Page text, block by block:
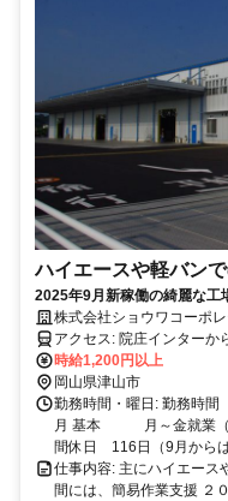
ハイエースや軽バン
2025年9月新稼働の綺麗な工
株式会社ショウワコーポ
時給1,200円以上
岡山県津山市
勤務時間・曜日: 勤務時
月 基本 月～金就業（
間休日 116日（9月から
仕事内容: 主にハイエース
間には、簡易作業支援 ２